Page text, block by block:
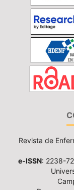
Revista de
e-ISSN: 2238-